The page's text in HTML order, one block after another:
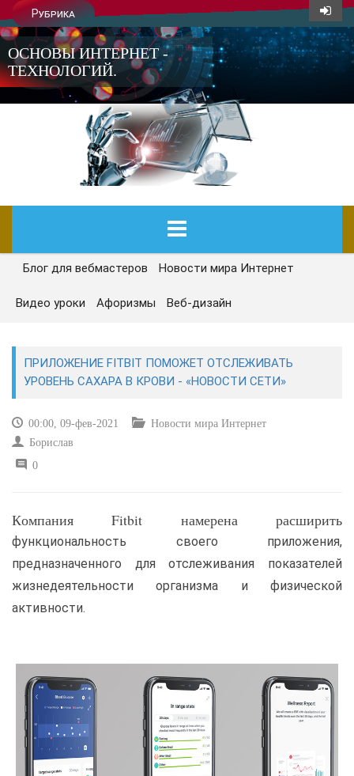
Рубрика
ОСНОВЫ ИНТЕРНЕТ -
ТЕХНОЛОГИЙ.
ГЛАВНАЯ
СЕГОДНЯ
РЕМОНТ И СОВЕТЫ
ИНТЕРНЕТ И СВЯЗЬ
Блог для вебмастеров Новости мира Интернет
Видео уроки Афоризмы Веб-дизайн
ПРИЛОЖЕНИЕ FITBIT ПОМОЖЕТ ОТСЛЕЖИВАТЬ
УРОВЕНЬ САХАРА В КРОВИ - «НОВОСТИ СЕТИ»
00:00, 09-фев-2021
Новости мира Интернет
Борислав
0
Компания Fitbit намерена расширить
функциональность своего приложения,
предназначенного для отслеживания показателей
жизнедеятельности организма и физической
активности.